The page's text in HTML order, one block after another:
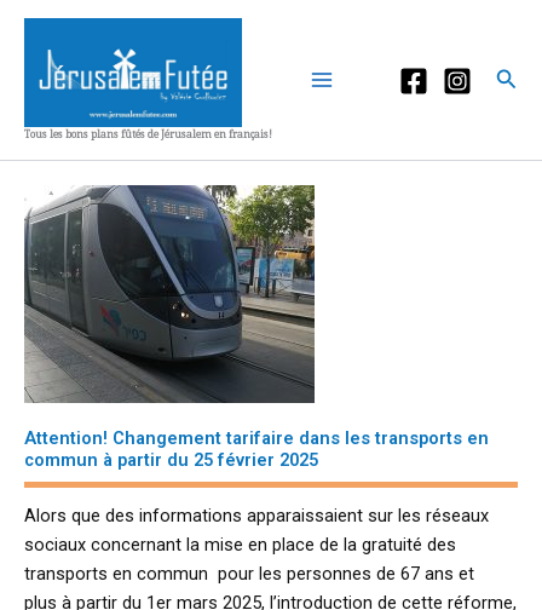
Aller
contenu
Tous les bons plans fûtés de Jérusalem en français!
Attention! Changement tarifaire dans les transports en
commun à partir du 25 février 2025
Alors que des informations apparaissaient sur les réseaux
sociaux concernant la mise en place de la gratuité des
transports en commun pour les personnes de 67 ans et
plus à partir du 1er mars 2025, l’introduction de cette réforme,